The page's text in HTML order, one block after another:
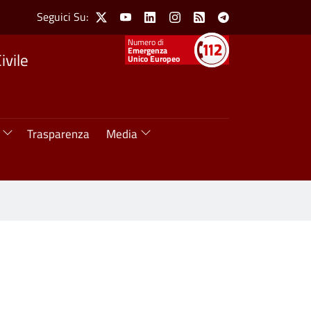
Social Menu
Seguici Su: X YoutubeLinkedinInstagram
Feed Telegram
Numeri utili
Emergenza
Unico Europeo
Trasparenza Media